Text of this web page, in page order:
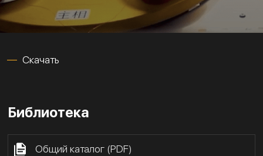
Скачать
Библиотека
Общий каталог (PDF)